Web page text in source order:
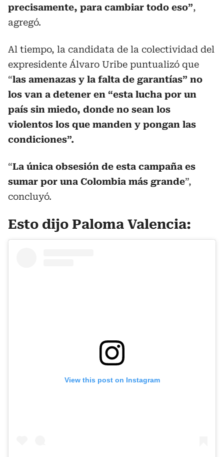
precisamente, para cambiar todo eso”,
agregó.
Al tiempo, la candidata de la colectividad del
expresidente Álvaro Uribe puntualizó que
“las amenazas y la falta de garantías” no
los van a detener en “esta lucha por un
país sin miedo, donde no sean los
violentos los que manden y pongan las
condiciones”.
“La única obsesión de esta campaña es
sumar por una Colombia más grande”,
concluyó.
Esto dijo Paloma Valencia:
View this post on Instagram